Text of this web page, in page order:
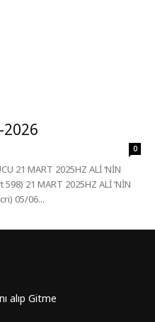
0
21 MART 2025HZ ALİ ‘NİN
21 MART 2025HZ ALİ ‘NİN
05/06...
alıp Gitme